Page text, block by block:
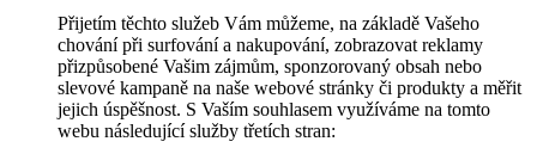
Přijetím těchto služeb Vám můžeme, na základě Vašeho
chování při surfování a nakupování, zobrazovat reklamy
přizpůsobené Vašim zájmům, sponzorovaný obsah nebo
slevové kampaně na naše webové stránky či produkty a měřit
jejich úspěšnost. S Vaším souhlasem využíváme na tomto
webu následující služby třetích stran: